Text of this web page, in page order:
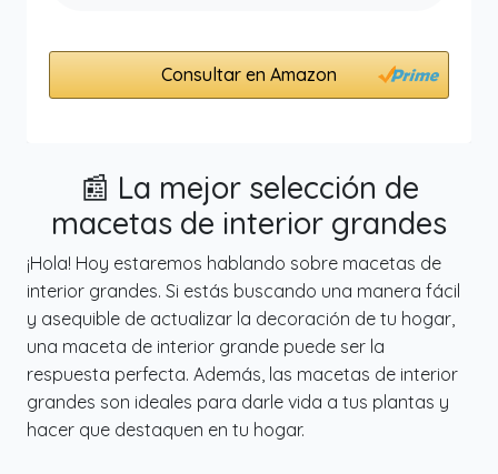
Consultar en Amazon
📰 La mejor selección de
macetas de interior grandes
¡Hola! Hoy estaremos hablando sobre macetas de
interior grandes. Si estás buscando una manera fácil
y asequible de actualizar la decoración de tu hogar,
una maceta de interior grande puede ser la
respuesta perfecta. Además, las macetas de interior
grandes son ideales para darle vida a tus plantas y
hacer que destaquen en tu hogar.